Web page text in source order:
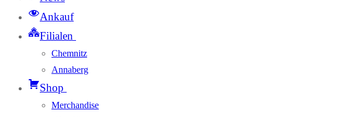
Ankauf
Filialen
Chemnitz
Annaberg
Shop
Merchandise